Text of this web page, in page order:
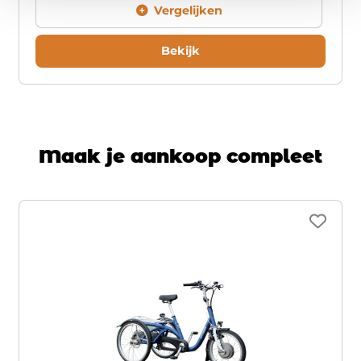
fiets geleverd als smart e-bike. Hierdoor kunt u
veel informatie over de accu en fiets op afstand
bekijken. U kunt de app bijvoorbeeld gebruiken
om fietsroutes te bekijken en te zien waar uw
Vergelijken
Bekijk
Maak je aankoop compleet